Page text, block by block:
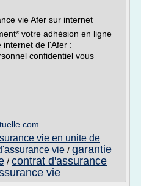
vie Afer sur internet
votre adhésion en ligne
internet de l'Afer :
confidentiel vous
vie en unite de
vie / garantie
/ contrat d'assurance
vie